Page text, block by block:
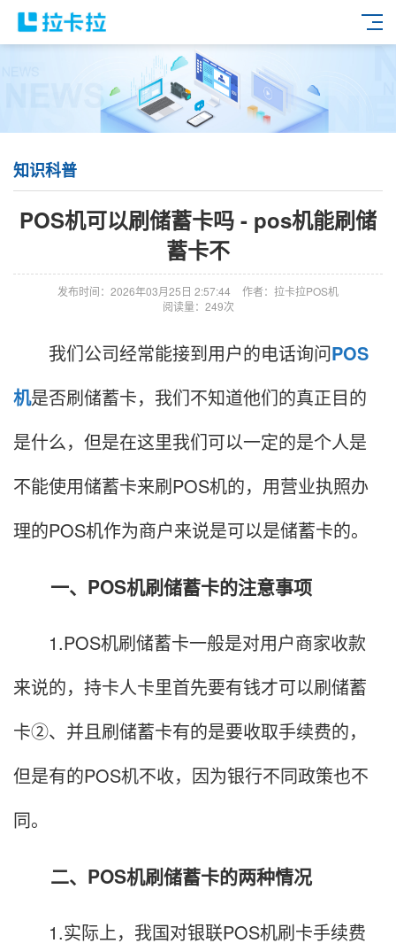
知识科普
POS机可以刷储蓄卡吗 - pos机能刷储
蓄卡不
发布时间：2026年03月25日 2:57:44
作者：拉卡拉POS机
阅读量：249次
我们公司经常能接到用户的电话询问POS
机是否刷储蓄卡，我们不知道他们的真正目的
是什么，但是在这里我们可以一定的是个人是
不能使用储蓄卡来刷POS机的，用营业执照办
理的POS机作为商户来说是可以是储蓄卡的。
一、POS机刷储蓄卡的注意事项
1.POS机刷储蓄卡一般是对用户商家收款
来说的，持卡人卡里首先要有钱才可以刷储蓄
卡②、并且刷储蓄卡有的是要收取手续费的，
但是有的POS机不收，因为银行不同政策也不
同。
二、POS机刷储蓄卡的两种情况
1.实际上，我国对银联POS机刷卡手续费